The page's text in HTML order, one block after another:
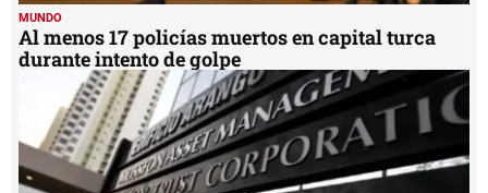
MUNDO
Al menos 17 policías muertos en capital turca
durante intento de golpe